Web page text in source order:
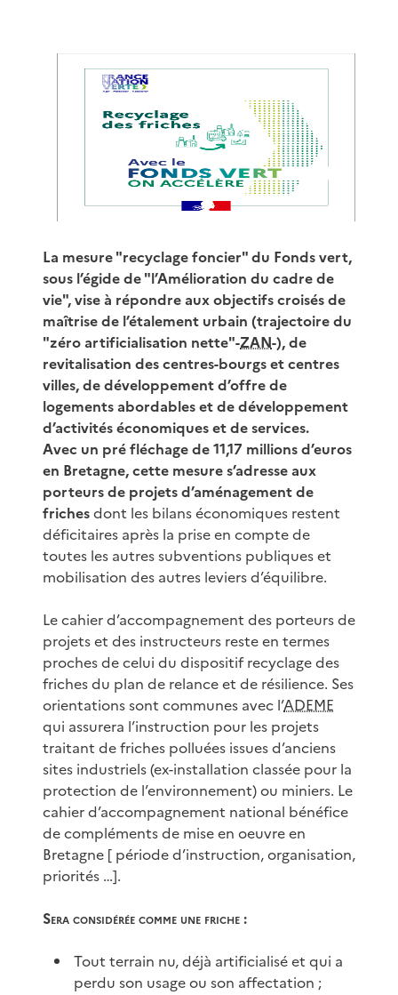
La mesure "recyclage foncier" du Fonds vert,
sous l’égide de "l’Amélioration du cadre de
vie", vise à répondre aux objectifs croisés de
maîtrise de l’étalement urbain (trajectoire du
"zéro artificialisation nette"-ZAN-), de
revitalisation des centres-bourgs et centres
villes, de développement d’offre de
logements abordables et de développement
d’activités économiques et de services.
Avec un pré fléchage de 11,17 millions d’euros
en Bretagne, cette mesure s’adresse aux
porteurs de projets d’aménagement de
frichesdont les bilans économiques restent
déficitaires après la prise en compte de
toutes les autres subventions publiques et
mobilisation des autres leviers d’équilibre.
Le cahier d’accompagnement des porteurs de
projets et des instructeurs reste en termes
proches de celui du dispositif recyclage des
friches du plan de relance et de résilience. Ses
orientations sont communes avec l’ADEME
qui assurera l’instruction pour les projets
traitant de friches polluées issues d’anciens
sites industriels (ex-installation classée pour la
protection de l’environnement) ou miniers. Le
cahier d’accompagnement national bénéfice
de compléments de mise en oeuvre en
Bretagne [ période d’instruction, organisation,
priorités …].
Sera considérée comme une friche :
Tout terrain nu, déjà artificialisé et qui a
perdu son usage ou son affectation ;